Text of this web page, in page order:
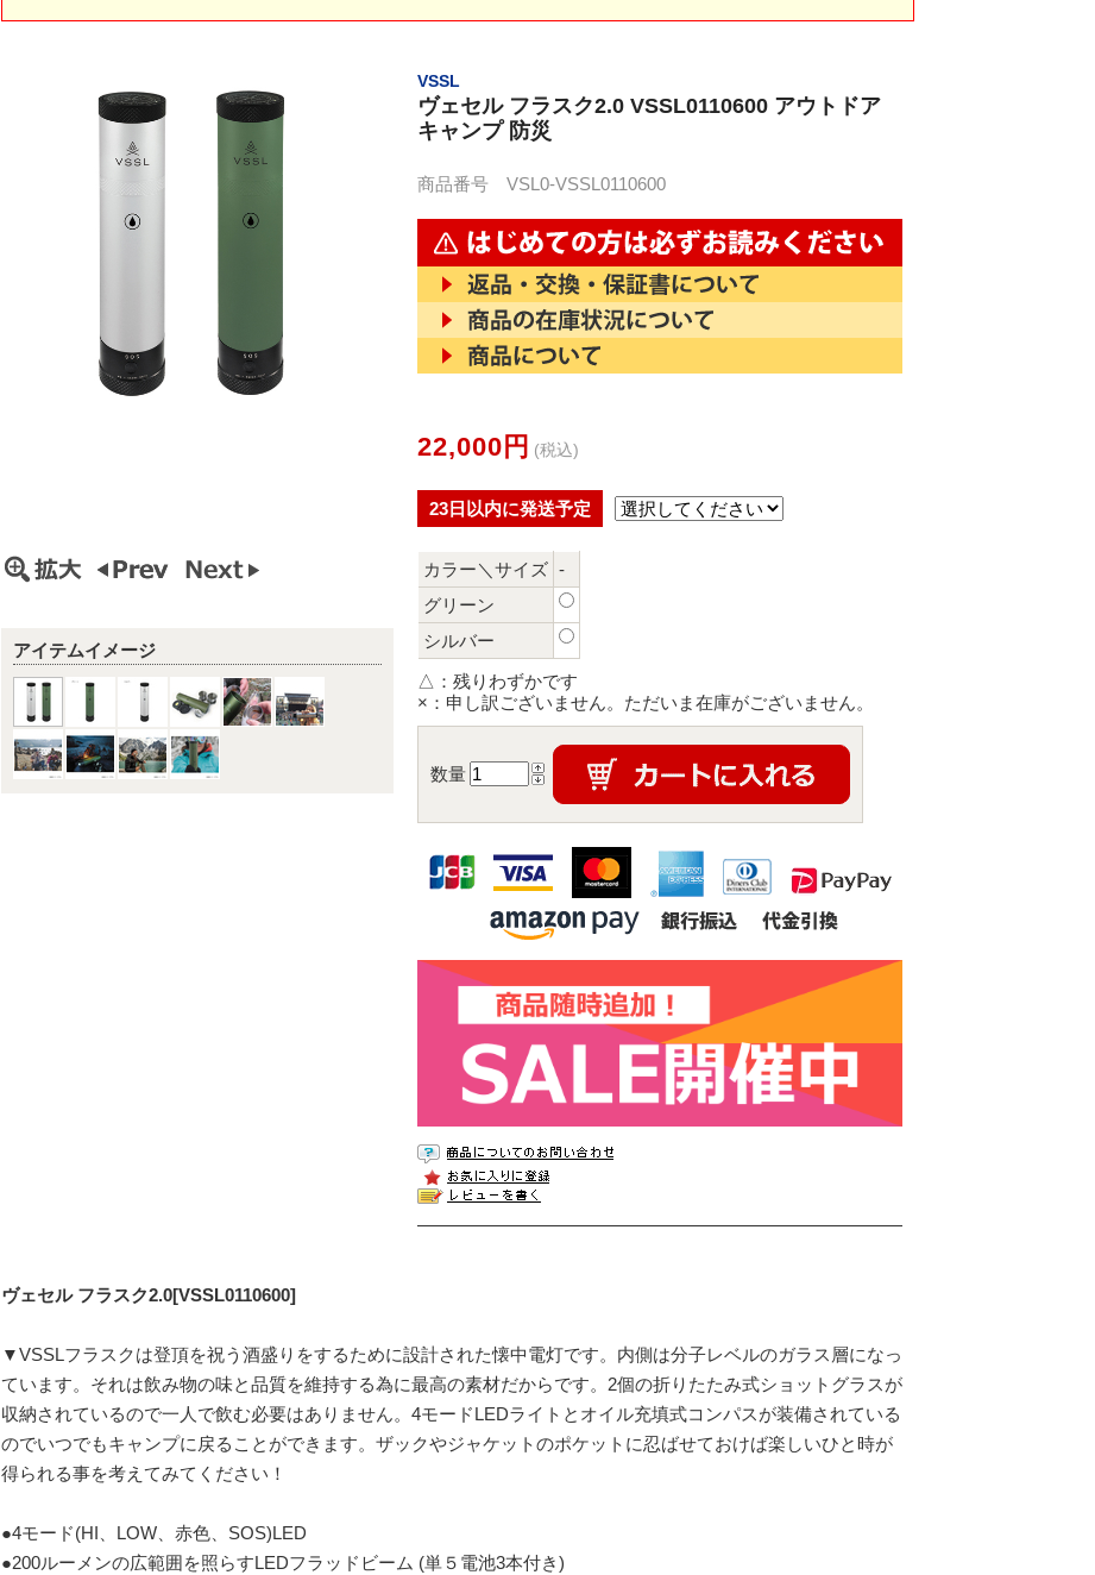
VSSL
ヴェセル フラスク2.0 VSSL0110600 アウトドア
キャンプ 防災
商品番号 VSL0-VSSL0110600
22,000円 (税込)
23日以内に発送予定
カラー＼サイズ -
グリーン
シルバー
△： 残りわずかです
×： 申し訳ございません。ただいま在庫がございません。
数量
アイテムイメージ
ヴェセル フラスク2.0[VSSL0110600]
▼VSSLフラスクは登頂を祝う酒盛りをするために設計された懐中電灯です。内側は分子レベルのガラス層になっ
ています。それは飲み物の味と品質を維持する為に最高の素材だからです。2個の折りたたみ式ショットグラスが
収納されているので一人で飲む必要はありません。4モードLEDライトとオイル充填式コンパスが装備されている
のでいつでもキャンプに戻ることができます。ザックやジャケットのポケットに忍ばせておけば楽しいひと時が
得られる事を考えてみてください！
●4モード(HI、LOW、赤色、SOS)LED
●200ルーメンの広範囲を照らすLEDフラッドビーム (単５電池3本付き)